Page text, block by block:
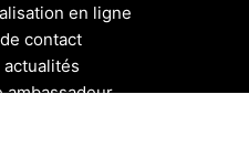
en ligne
contact
ambassadeur